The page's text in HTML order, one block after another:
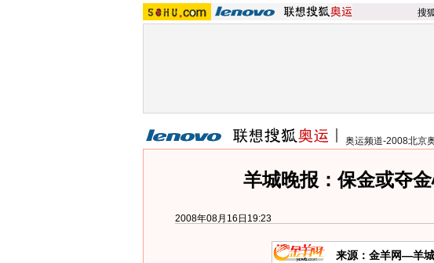
搜
奥运频道-2008北京
羊城晚报：保金或夺
2008年08月16日19:23
来源：金羊网—羊